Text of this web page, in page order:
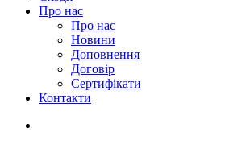
Про нас
Про нас
Новини
Доповнення
Договір
Сертифікати
Контакти